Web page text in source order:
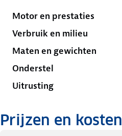
Motor en prestaties
Verbruik en milieu
Maten en gewichten
Onderstel
Uitrusting
Prijzen en kosten